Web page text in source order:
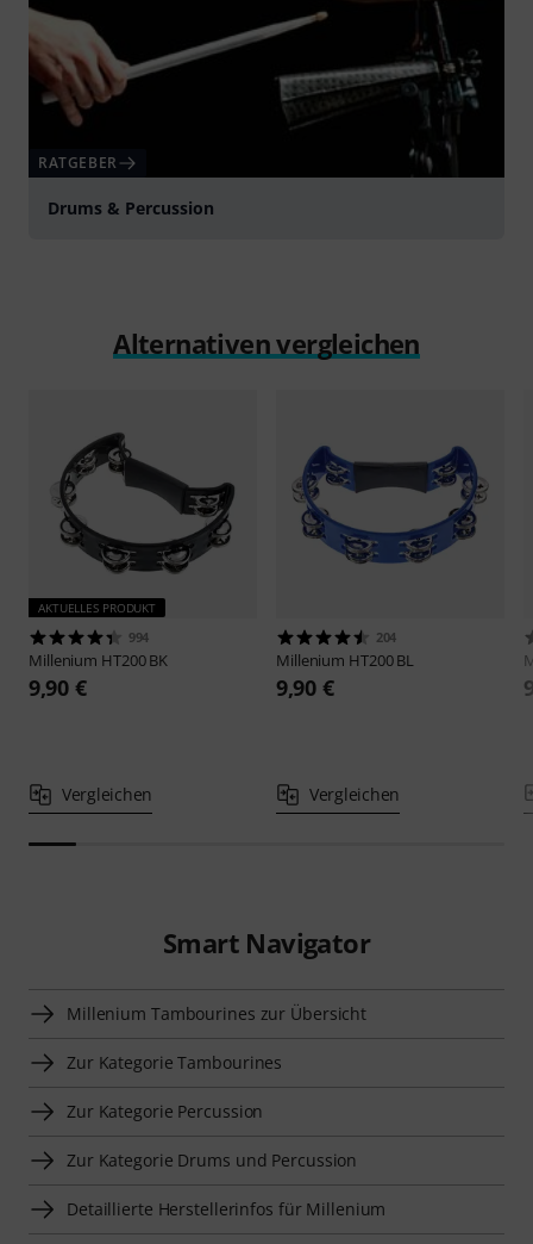
RATGEBER
Drums & Percussion
Alternativen vergleichen
AKTUELLES PRODUKT
994
Millenium HT200 BK
9,90 €
Vergleichen
204
Millenium HT200 BL
9,90 €
Vergleichen
Smart Navigator
Millenium Tambourines zur Übersicht
Zur Kategorie Tambourines
Zur Kategorie Percussion
Zur Kategorie Drums und Percussion
Detaillierte Herstellerinfos für Millenium